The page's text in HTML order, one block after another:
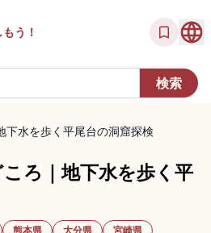
う！
下水を歩く平尾台の洞窟探検
ろ｜地下水を歩く平
熊本県 大分県
宮崎県